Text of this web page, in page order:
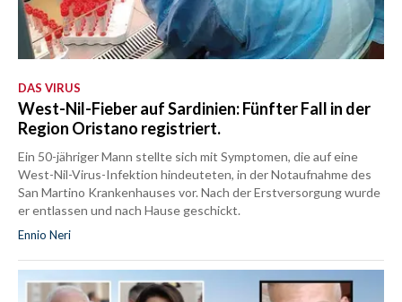
DAS VIRUS
West-Nil-Fieber auf Sardinien: Fünfter Fall in der
Region Oristano registriert.
Ein 50-jähriger Mann stellte sich mit Symptomen, die auf eine
West-Nil-Virus-Infektion hindeuteten, in der Notaufnahme des
San Martino Krankenhauses vor. Nach der Erstversorgung wurde
er entlassen und nach Hause geschickt.
Ennio Neri